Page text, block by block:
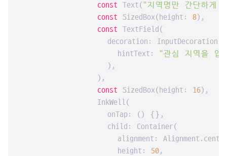
const Text("지역명만 간단하게
const SizedBox(height: 8),
const TextField(
                  decoration: InputDecoration(
                    hintText:
"관심 지역을 입
                  ),
                ),
const SizedBox(height: 16),
                InkWell(
                  onTap: () {},
                  child: Container(
alignment:
                    height:
50,